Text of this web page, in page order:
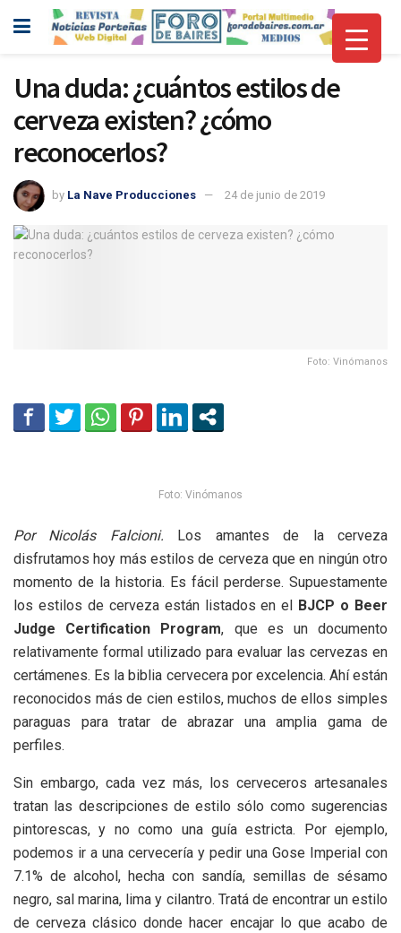
Una duda: ¿cuántos estilos de
cerveza existen? ¿cómo
reconocerlos?
by La Nave Producciones 24 de junio de 2019
Foto: Vinómanos
Foto: Vinómanos
Por Nicolás Falcioni. Los amantes de la cerveza
disfrutamos hoy más estilos de cerveza que en ningún otro
momento de la historia. Es fácil perderse. Supuestamente
los estilos de cerveza están listados en el BJCP o Beer
Judge Certification Program, que es un documento
relativamente formal utilizado para evaluar las cervezas en
certámenes. Es la biblia cervecera por excelencia. Ahí están
reconocidos más de cien estilos, muchos de ellos simples
paraguas para tratar de abrazar una amplia gama de
perfiles.
Sin embargo, cada vez más, los cerveceros artesanales
tratan las descripciones de estilo sólo como sugerencias
pintorescas, y no como una guía estricta. Por ejemplo,
podemos ir a una cervecería y pedir una Gose Imperial con
7.1% de alcohol, hecha con sandía, semillas de sésamo
negro, sal marina, lima y cilantro. Tratá de encontrar un estilo
de cerveza clásico donde hacer encajar lo que acabo de